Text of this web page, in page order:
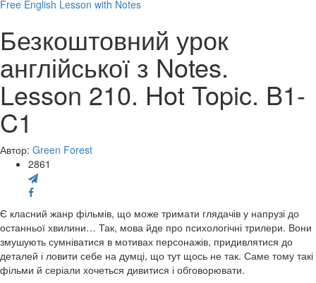
Free English Lesson with Notes
Безкоштовний урок
англійської з Notes.
Lesson 210. Hot Topic. B1-
C1
Автор: Green Forest
2861
Є класний жанр фільмів, що може тримати глядачів у напрузі до
останньої хвилини… Так, мова йде про психологічні трилери. Вони
змушують сумніватися в мотивах персонажів, придивлятися до
деталей і ловити себе на думці, що тут щось не так. Саме тому такі
фільми й серіали хочеться дивитися і обговорювати.